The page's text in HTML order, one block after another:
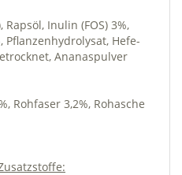
Inulin (FOS) 3%,
Pflanzenhydrolysat, Hefe-
Ananaspulver
Rohfaser 3,2%, Rohasche